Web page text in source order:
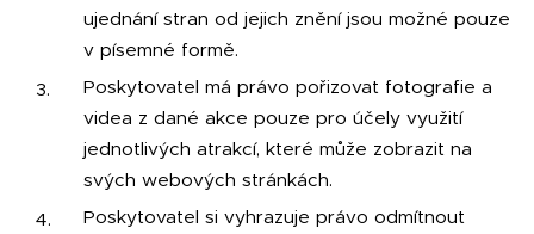
ujednání stran od jejich znění jsou možné pouze
v písemné formě.
Poskytovatel má právo pořizovat fotografie a
videa z dané akce pouze pro účely využití
jednotlivých atrakcí, které může zobrazit na
svých webových stránkách.
Poskytovatel si vyhrazuje právo odmítnout